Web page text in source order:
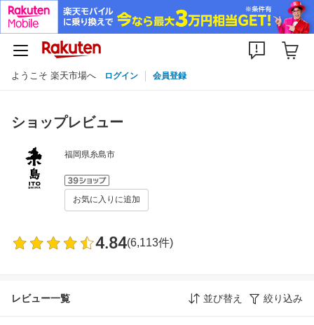
ようこそ 楽天市場へ ログイン 会員登録
ショップレビュー
福岡県糸島市
お気に入りに追加
4.84(6,113件)
レビュー一覧 並び替え 絞り込み